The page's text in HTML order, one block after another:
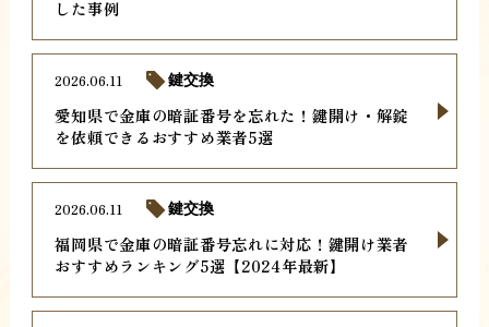
した事例
愛知県で金庫の暗証番号を忘れた！鍵開け・解錠
を依頼できるおすすめ業者5選
2026.06.11 鍵交換
福岡県で金庫の暗証番号忘れに対応！鍵開け業者
おすすめランキング5選【2024年最新】
2026.06.11 鍵交換